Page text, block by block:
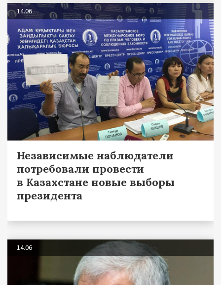
14.06
Независимые наблюдатели
потребовали провести
в Казахстане новые выборы
президента
14.06